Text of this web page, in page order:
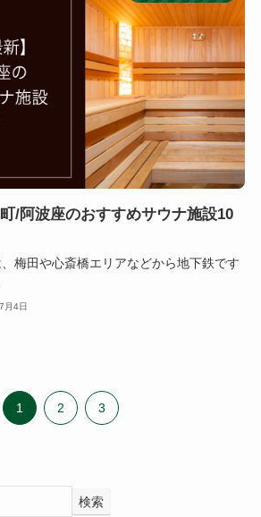
町/阿波座のおすすめサウナ施設10
梅田や心斎橋エリアなどから地下鉄です
月4日
1 2 3
検索